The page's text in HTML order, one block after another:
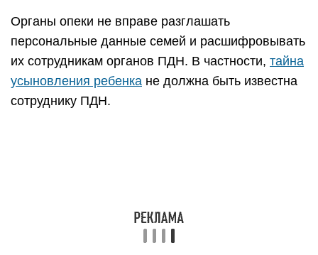
Органы опеки не вправе разглашать
персональные данные семей и расшифровывать
их сотрудникам органов ПДН. В частности, тайна
усыновления ребенка не должна быть известна
сотруднику ПДН.